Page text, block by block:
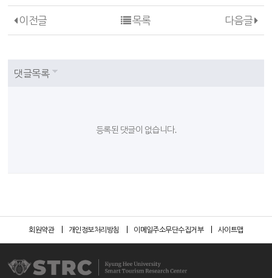
이전글 다음글
목록
댓글목록
등록된 댓글이 없습니다.
회원약관 개인정보처리방침 이메일주소무단수집거부 사이트맵